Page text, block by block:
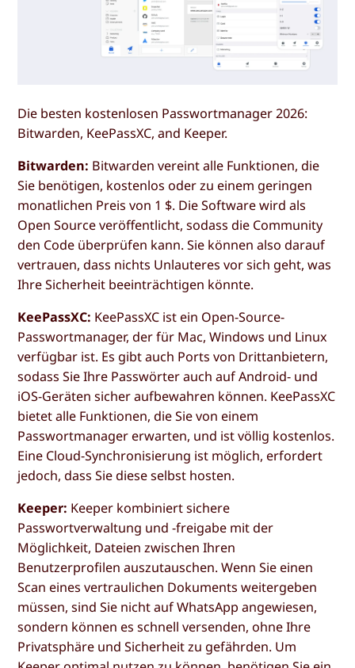
Die besten kostenlosen Passwortmanager 2026:
Bitwarden, KeePassXC, and Keeper.
Bitwarden: Bitwarden vereint alle Funktionen, die
Sie benötigen, kostenlos oder zu einem geringen
monatlichen Preis von 1 $. Die Software wird als
Open Source veröffentlicht, sodass die Community
den Code überprüfen kann. Sie können also darauf
vertrauen, dass nichts Unlauteres vor sich geht, was
Ihre Sicherheit beeinträchtigen könnte.
KeePassXC: KeePassXC ist ein Open-Source-
Passwortmanager, der für Mac, Windows und Linux
verfügbar ist. Es gibt auch Ports von Drittanbietern,
sodass Sie Ihre Passwörter auch auf Android- und
iOS-Geräten sicher aufbewahren können. KeePassXC
bietet alle Funktionen, die Sie von einem
Passwortmanager erwarten, und ist völlig kostenlos.
Eine Cloud-Synchronisierung ist möglich, erfordert
jedoch, dass Sie diese selbst hosten.
Keeper: Keeper kombiniert sichere
Passwortverwaltung und -freigabe mit der
Möglichkeit, Dateien zwischen Ihren
Benutzerprofilen auszutauschen. Wenn Sie einen
Scan eines vertraulichen Dokuments weitergeben
müssen, sind Sie nicht auf WhatsApp angewiesen,
sondern können es schnell versenden, ohne Ihre
Privatsphäre und Sicherheit zu gefährden. Um